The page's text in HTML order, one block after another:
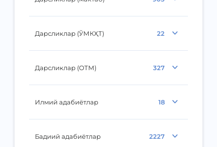
Дарсликлар (ЎМКҲТ) 22
Дарсликлар (ОТМ) 327
Илмий адабиётлар 18
Бадиий адабиётлар 2227